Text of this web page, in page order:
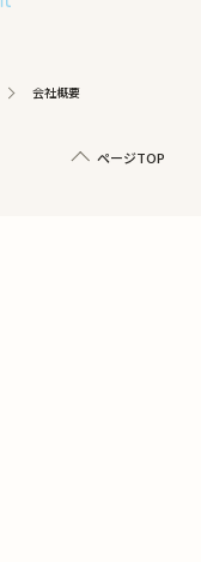
会社概要
ページTOP